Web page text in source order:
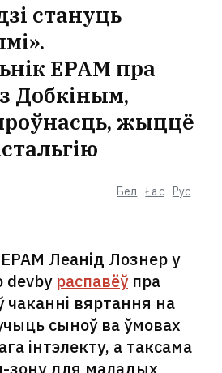
Бел Łac Рус
стануць
EPAM пра
Добкіным,
жыццё
Леанід Лознер у
devby распавёўпра
чаканні вяртання на
сыноў ва ўмовах
інтэлекту, а таксама